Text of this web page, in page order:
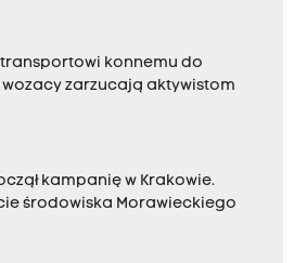
konnemu do
wozacy zarzucają aktywistom
kampanię w Krakowie.
środowiska Morawieckiego